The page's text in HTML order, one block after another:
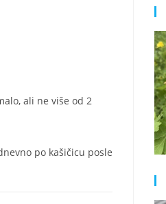
ali ne više od 2
po kašičicu posle